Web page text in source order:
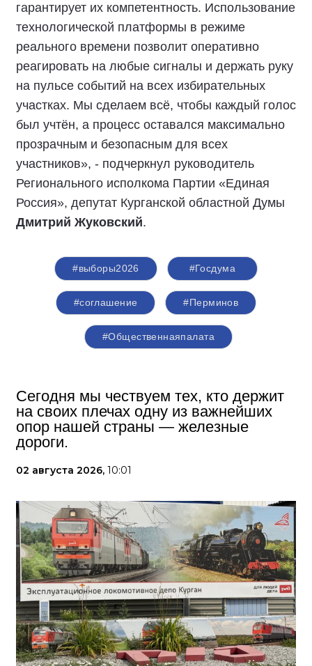
гарантирует их компетентность. Использование
технологической платформы в режиме
реального времени позволит оперативно
реагировать на любые сигналы и держать руку
на пульсе событий на всех избирательных
участках. Мы сделаем всё, чтобы каждый голос
был учтён, а процесс оставался максимально
прозрачным и безопасным для всех
участников», - подчеркнул руководитель
Регионального исполкома Партии «Единая
Россия», депутат Курганской областной Думы
Дмитрий Жуковский.
#выборы2026 #Госдума
#соглашение #Перминов
#Общественнаяпалата
Сегодня мы чествуем тех, кто держит
на своих плечах одну из важнейших
опор нашей страны — железные
дороги.
02 августа 2026, 10:01